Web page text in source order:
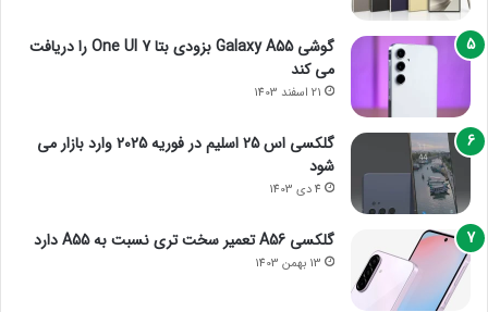
گوشی Galaxy A55 بزودی بتا One UI 7 را دریافت
می کند
21 اسفند 1403
گلکسی اس 25 اسلیم در فوریه 2025 وارد بازار می
شود
4 دی 1403
گلکسی A56 تعمیر سخت تری نسبت به A55 دارد
13 بهمن 1403